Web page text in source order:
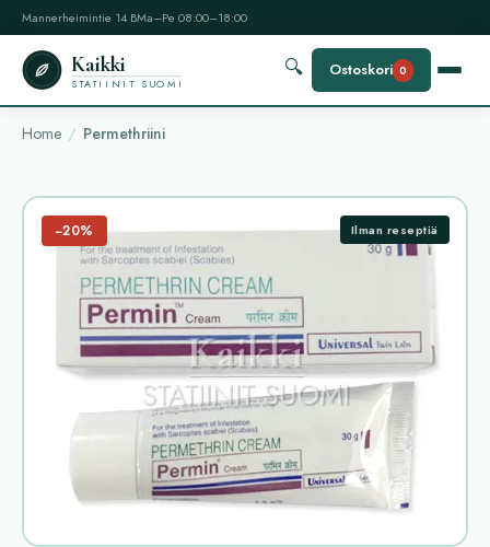
Mannerheimintie 14 BMa–Pe 08:00–18:00
Kaikki
STATIINIT SUOMI
🔍 Ostoskori 0
Home Permethriini
−20% Ilman reseptiä